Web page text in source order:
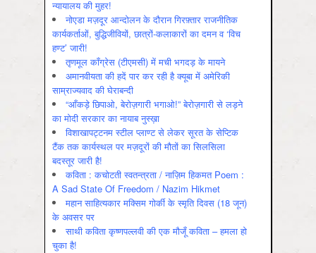
न्यायालय की मुहर!
नोएडा मज़दूर आन्दोलन के दौरान गिरफ़्तार राजनीतिक
कार्यकर्ताओं, बुद्धिजीवियों, छात्रों-कलाकारों का दमन व ‘विच
हण्ट’ जारी!
तृणमूल काँग्रेस (टीएमसी) में मची भगदड़ के मायने
अमानवीयता की हदें पार कर रही है क्यूबा में अमेरिकी
साम्राज्यवाद की घेराबन्दी
“आँकड़े छिपाओ, बेरोज़गारी भगाओ!” बेरोज़गारी से लड़ने
का मोदी सरकार का नायाब नुस्ख़ा
विशाखापट्टनम स्टील प्लाण्ट से लेकर सूरत के सेप्टिक
टैंक तक कार्यस्थल पर मज़दूरों की मौतों का सिलसिला
बदस्तूर जारी है!
कविता : कचोटती स्वतन्त्रता / नाज़िम हिकमत Poem :
A Sad State Of Freedom / Nazim Hikmet
महान साहित्यकार मक्सिम गोर्की के स्मृति दिवस (18 जून)
के अवसर पर
साथी कविता कृष्णपल्लवी की एक मौजूँ कविता – हमला हो
चुका है!